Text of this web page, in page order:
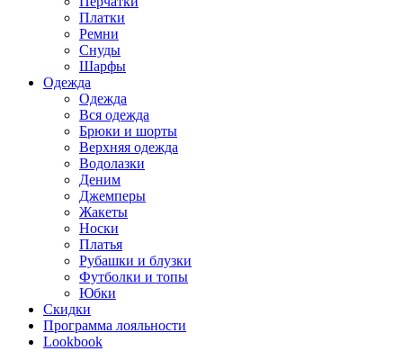
Платки
Ремни
Снуды
Шарфы
Одежда
Одежда
Вся одежда
Брюки и шорты
Верхняя одежда
Водолазки
Деним
Джемперы
Жакеты
Носки
Платья
Рубашки и блузки
Футболки и топы
Юбки
Скидки
Программа лояльности
Lookbook